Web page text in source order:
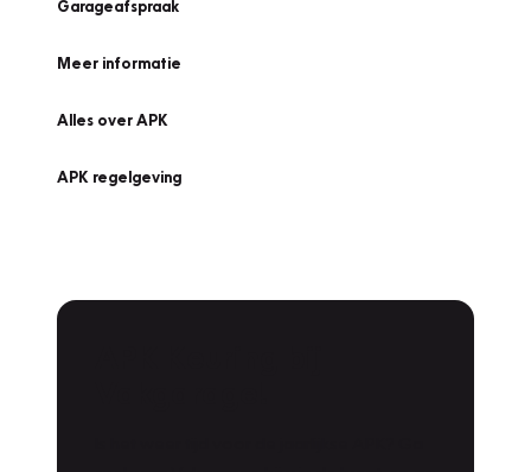
Garageafspraak
Meer informatie
Alles over APK
APK regelgeving